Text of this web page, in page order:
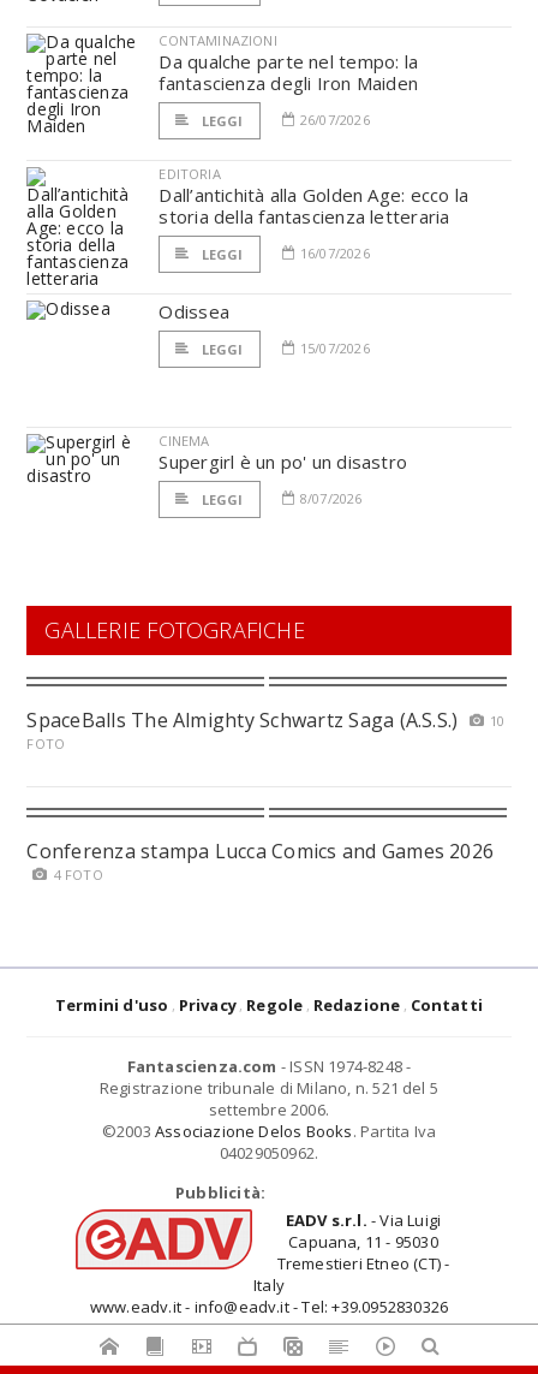
CONTAMINAZIONI
Da qualche parte nel tempo: la
fantascienza degli Iron Maiden
LEGGI 26/07/2026
EDITORIA
Dall’antichità alla Golden Age: ecco la
storia della fantascienza letteraria
LEGGI 16/07/2026
Odissea
LEGGI 15/07/2026
CINEMA
Supergirl è un po' un disastro
LEGGI 8/07/2026
GALLERIE FOTOGRAFICHE
SpaceBalls The Almighty Schwartz Saga (A.S.S.)
10
FOTO
Conferenza stampa Lucca Comics and Games 2026
4 FOTO
Termini d'uso Privacy Regole Redazione Contatti
Fantascienza.com - ISSN 1974-8248 -
Registrazione tribunale di Milano, n. 521 del 5
settembre 2006.
©2003 Associazione Delos Books. Partita Iva
04029050962.
Pubblicità:
EADV s.r.l. - Via Luigi
Capuana, 11 - 95030
Tremestieri Etneo (CT) -
Italy
www.eadv.it - info@eadv.it - Tel: +39.0952830326